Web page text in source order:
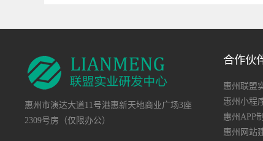
惠州市演达大道11号港惠新天地商业广场3座
2309号房（仅限办公）
合作伙
惠州联盟
惠州小程
惠州APP
惠州网站